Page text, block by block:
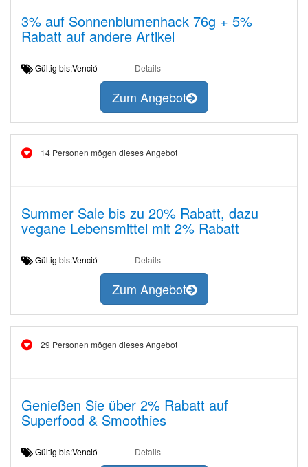
3% auf Sonnenblumenhack 76g + 5%
Rabatt auf andere Artikel
Gültig bis:Venció Details
Zum Angebot
14 Personen mögen dieses Angebot
Summer Sale bis zu 20% Rabatt, dazu
vegane Lebensmittel mit 2% Rabatt
Gültig bis:Venció Details
Zum Angebot
29 Personen mögen dieses Angebot
Genießen Sie über 2% Rabatt auf
Superfood & Smoothies
Gültig bis:Venció Details